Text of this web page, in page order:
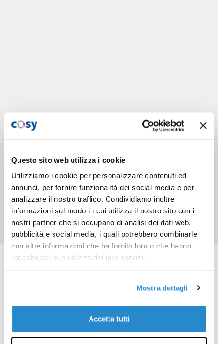
Questo sito web utilizza i cookie
Utilizziamo i cookie per personalizzare contenuti ed
annunci, per fornire funzionalità dei social media e per
analizzare il nostro traffico. Condividiamo inoltre
informazioni sul modo in cui utilizza il nostro sito con i
nostri partner che si occupano di analisi dei dati web,
pubblicità e social media, i quali potrebbero combinarle
con altre informazioni che ha fornito loro o che hanno
raccolto dal suo utilizzo dei loro servizi.
Mostra dettagli
Accetta tutti
Prodotti correlati